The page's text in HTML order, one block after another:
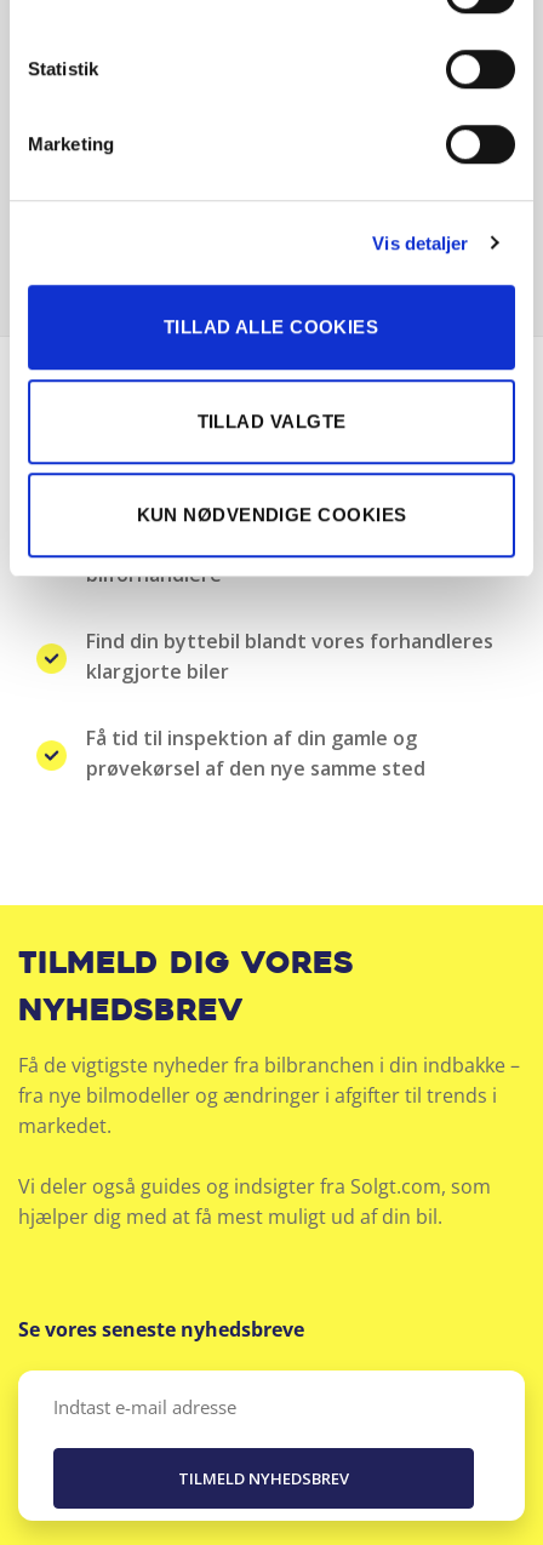
Statistik
Marketing
Vis detaljer
TILLAD ALLE COOKIES
TILLAD VALGTE
KUN NØDVENDIGE COOKIES
Om Solgt.com
Nemt, hurtigt og sikkert bilsalg
bilforhandlere
Find din byttebil blandt vores forhandleres
klargjorte biler
Få tid til inspektion af din gamle og
prøvekørsel af den nye samme sted
Tilmeld dig vores
nyhedsbrev
Få de vigtigste nyheder fra bilbranchen i din indbakke –
fra nye bilmodeller og ændringer i afgifter til trends i
markedet.
Vi deler også guides og indsigter fra Solgt.com, som
hjælper dig med at få mest muligt ud af din bil.
Se vores seneste nyhedsbreve
Email